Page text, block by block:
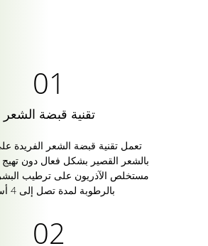
تقنية قبضة الشعر
تعمل تقنية قبضة الشعر الفريدة
بالشعر القصير بشكل فعال دون تهيج
مستخلص الآذريون على ترطيب
بالرطوبة لمدة تصل إلى 4 أسابيع